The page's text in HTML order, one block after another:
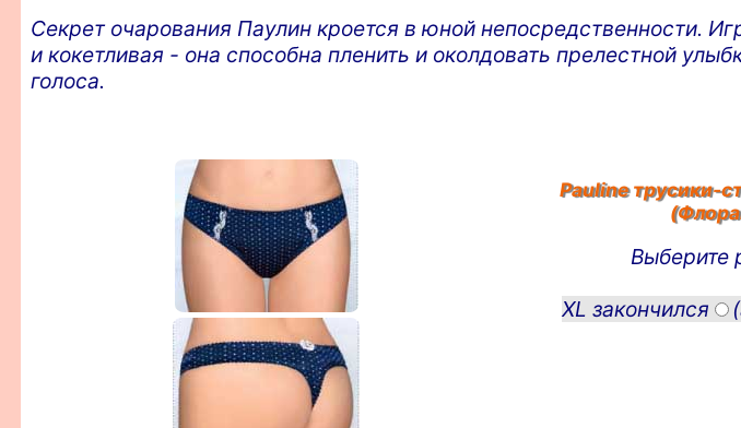
Секрет очарования Паулин кроется в юной непосредственности.
и кокетливая - она способна пленить и околдовать прелестной
голоса.
Pauline трусики-
Выберите
XL закончился